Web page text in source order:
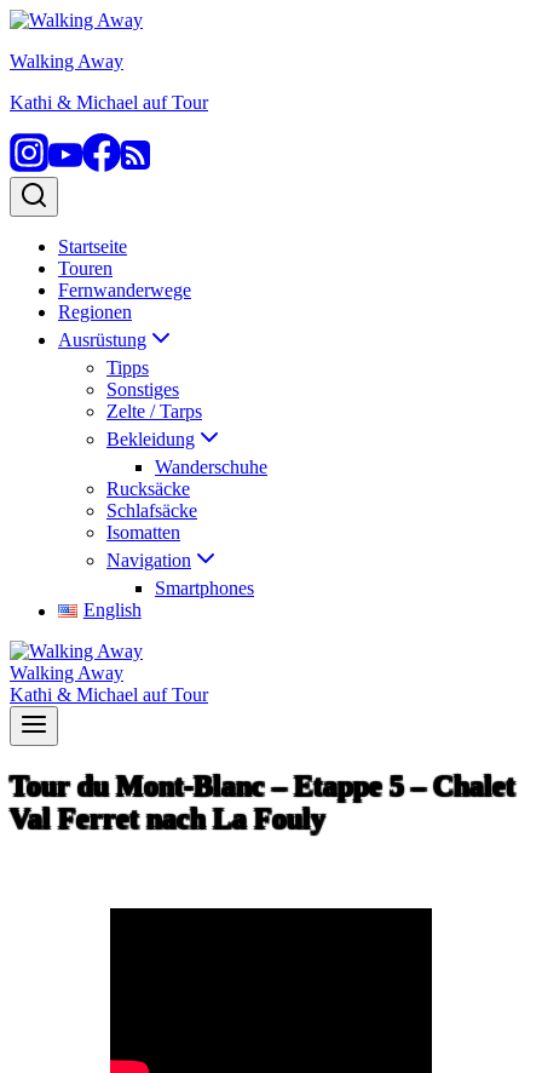
Zum
springen
Walking Away
Kathi & Michael auf Tour
Startseite
Touren
Fernwanderwege
Regionen
Ausrüstung
Tipps
Sonstiges
Zelte / Tarps
Bekleidung
Wanderschuhe
Rucksäcke
Schlafsäcke
Isomatten
Navigation
Smartphones
English
Walking Away
Kathi & Michael auf Tour
Tour du Mont-Blanc – Etappe 5 – Chalet
Val Ferret nach La Fouly